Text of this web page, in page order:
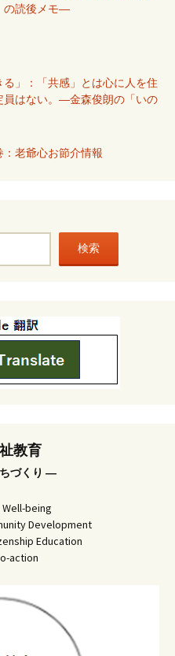
の読後メモ―
る」：「共感」とは心に人を住
員はない。―金森俊朗の「いの
老爺心お節介情報
検索
教育
づくり ―
being
Development
Education
action